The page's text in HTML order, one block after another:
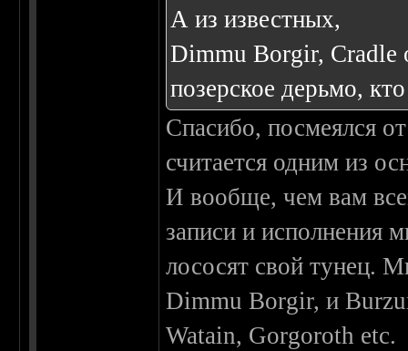
А из известных,
Dimmu Borgir,
позерское дерьмо,
Спасибо, посмеялся
считается одним из
И вообще, чем вам
записи и исполнения
лососят свой тунец.
Dimmu Borgir, и
Watain, Gorgoroth etc.